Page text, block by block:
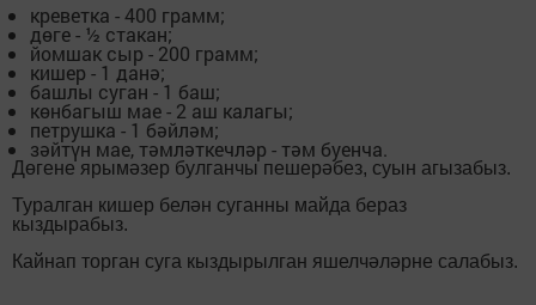
креветка - 400 грамм;
дөге - ½ стакан;
йомшак сыр - 200 грамм;
кишер - 1 данә;
башлы суган - 1 баш;
көнбагыш мае - 2 аш калагы;
петрушка - 1 бәйләм;
зәйтүн мае, тәмләткечләр - тәм буенча.
Дөгене ярымәзер булганчы пешерәбез, суын агызабыз.
Туралган кишер белән суганны майда бераз
кыздырабыз.
Кайнап торган суга кыздырылган яшелчәләрне салабыз.